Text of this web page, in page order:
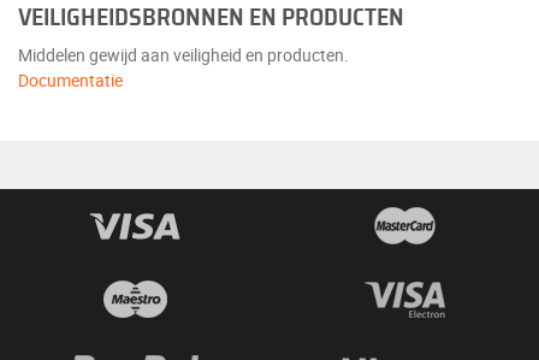
VEILIGHEIDSBRONNEN EN PRODUCTEN
Middelen gewijd aan veiligheid en producten.
Documentatie